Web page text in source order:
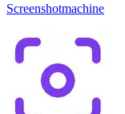
Screenshotmachine